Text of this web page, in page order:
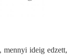
mennyi ideig edzett,